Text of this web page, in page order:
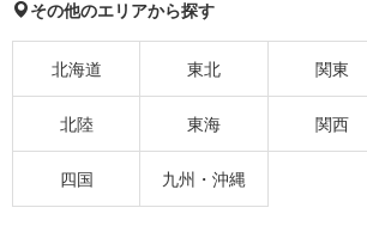
その他のエリアから探す
北海道 東北 関東
北陸 東海 関西
四国 九州・沖縄